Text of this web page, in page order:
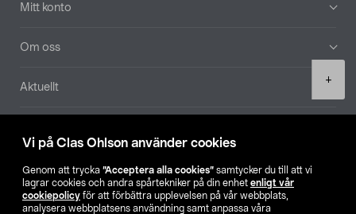
Vi på Clas Ohlson använder cookies
Genom att trycka ”Acceptera alla cookies” samtycker du till att vi
lagrar cookies och andra spårtekniker på din enhet enligt vår
cookiepolicy för att förbättra upplevelsen på vår webbplats,
analysera webbplatsens användning samt anpassa våra
+
Mitt konto
Om oss
Aktuellt
Hitta butik
SE NO FI